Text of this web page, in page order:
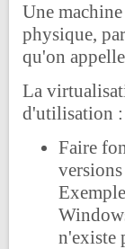
Une
physique,
qu'on
La
d'utilisation :
Faire
n'existe